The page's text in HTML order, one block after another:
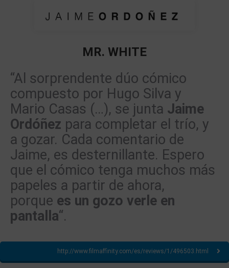
MR. WHITE
“Al sorprendente dúo cómico
compuesto por Hugo Silva y
Mario Casas (…), se junta Jaime
Ordóñez para completar el trío, y
a gozar. Cada comentario de
Jaime, es desternillante. Espero
que el cómico tenga muchos más
papeles a partir de ahora,
porque es un gozo verle en
pantalla“.
http://www.filmaffinity.com/es/reviews/1/496503.html